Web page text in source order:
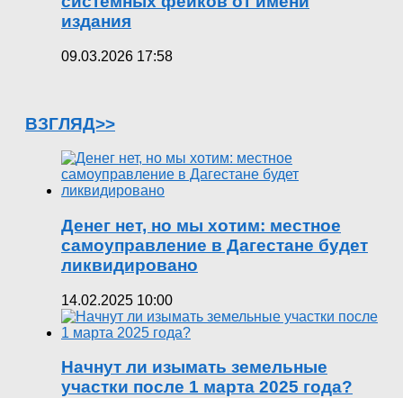
издания
09.03.2026 17:58
ВЗГЛЯД>>
Денег нет, но мы хотим: местное
самоуправление в Дагестане будет
ликвидировано
14.02.2025 10:00
Начнут ли изымать земельные
участки после 1 марта 2025 года?